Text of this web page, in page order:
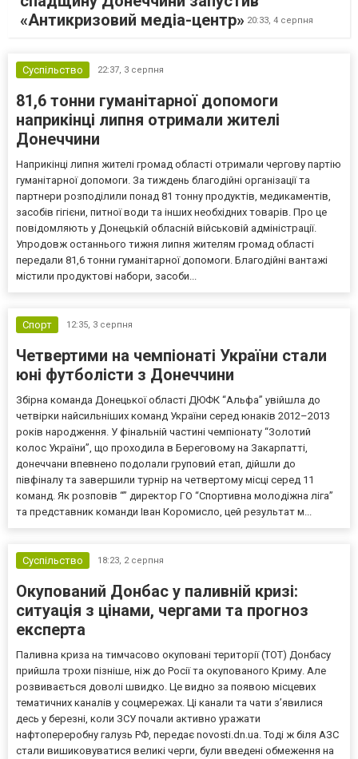
«Антикризовий медіа-центр» 20:33, 4 серпня
Суспільство 22:37, 3 серпня
81,6 тонни гуманітарної допомоги
наприкінці липня отримали жителі
Донеччини
Наприкінці липня жителі громад області отримали чергову партію
гуманітарної допомоги. За тиждень благодійні організації та
партнери розподілили понад 81 тонну продуктів, медикаментів,
засобів гігієни, питної води та інших необхідних товарів. Про це
повідомляють у Донецькій обласній військовій адміністрації.
Упродовж останнього тижня липня жителям громад області
передали 81,6 тонни гуманітарної допомоги. Благодійні вантажі
містили продуктові набори, засоби...
Спорт 12:35, 3 серпня
Четвертими на чемпіонаті України стали
юні футболісти з Донеччини
Збірна команда Донецької області ДЮФК “Альфа” увійшла до
четвірки найсильніших команд України серед юнаків 2012–2013
років народження. У фінальній частині чемпіонату “Золотий
колос України”, що проходила в Береговому на Закарпатті,
донеччани впевнено подолали груповий етап, дійшли до
півфіналу та завершили турнір на четвертому місці серед 11
команд. Як розповів “” директор ГО “Спортивна молодіжна ліга”
та представник команди Іван Коромисло, цей результат м...
Суспільство 18:23, 2 серпня
Окупований Донбас у паливній кризі:
ситуація з цінами, чергами та прогноз
експерта
Паливна криза на тимчасово окуповані території (ТОТ) Донбасу
прийшла трохи пізніше, ніж до Росії та окупованого Криму. Але
розвивається доволі швидко. Це видно за появою місцевих
тематичних каналів у соцмережах. Ці канали та чати з’явилися
десь у березні, коли ЗСУ почали активно уражати
нафтопереробну галузь РФ, передає novosti.dn.ua. Тоді ж біля АЗС
стали вишиковуватися великі черги, були введені обмеження на